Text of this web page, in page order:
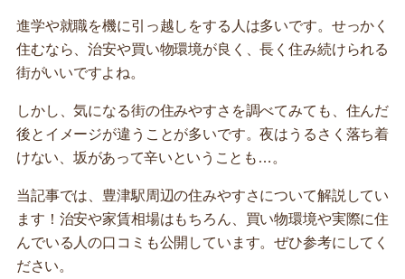
進学や就職を機に引っ越しをする人は多いです。せっかく
住むなら、治安や買い物環境が良く、長く住み続けられる
街がいいですよね。
しかし、気になる街の住みやすさを調べてみても、住んだ
後とイメージが違うことが多いです。夜はうるさく落ち着
けない、坂があって辛いということも…。
当記事では、豊津駅周辺の住みやすさについて解説してい
ます！治安や家賃相場はもちろん、買い物環境や実際に住
んでいる人の口コミも公開しています。ぜひ参考にしてく
ださい。